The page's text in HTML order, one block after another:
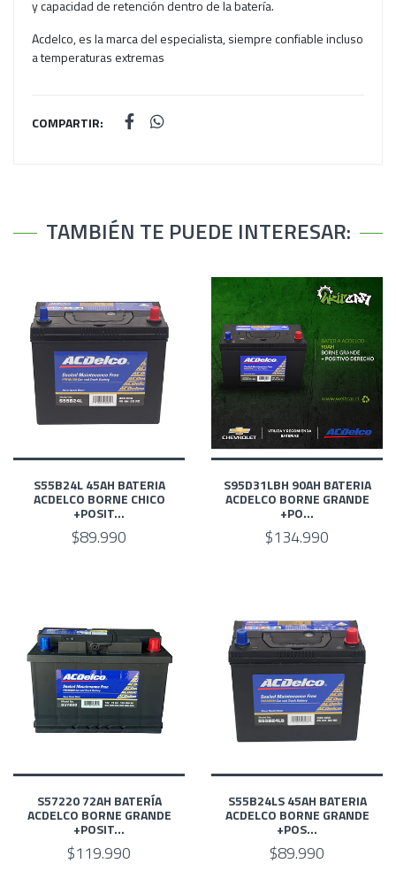
y capacidad de retención dentro de la batería.
Acdelco, es la marca del especialista, siempre confiable incluso
a temperaturas extremas
COMPARTIR:
TAMBIÉN TE PUEDE INTERESAR:
S55B24L 45AH BATERIA
ACDELCO BORNE CHICO
+POSIT...
$89.990
S95D31LBH 90AH BATERIA
ACDELCO BORNE GRANDE
+PO...
$134.990
S57220 72AH BATERÍA
ACDELCO BORNE GRANDE
+POSIT...
$119.990
S55B24LS 45AH BATERIA
ACDELCO BORNE GRANDE
+POS...
$89.990